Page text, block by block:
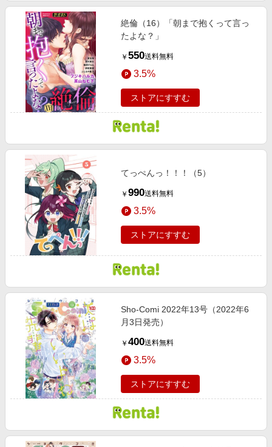
絶倫（16）「朝まで抱くって言っ
たよな？」
￥ 550送料無料
3.5%
ストアにすすむ
てっぺんっ！！！（5）
￥ 990送料無料
3.5%
ストアにすすむ
Sho‐Comi 2022年13号（2022年6
月3日発売）
￥ 400送料無料
3.5%
ストアにすすむ